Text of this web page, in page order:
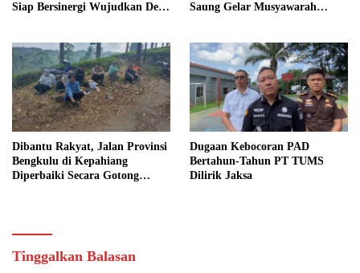
Siap Bersinergi Wujudkan Desa
Saung Gelar Musyawarah
Dibantu Rakyat, Jalan Provinsi
Bengkulu di Kepahiang
Diperbaiki Secara Gotong
Dugaan Kebocoran PAD
Bertahun-Tahun PT TUMS
Dilirik Jaksa
Tinggalkan Balasan